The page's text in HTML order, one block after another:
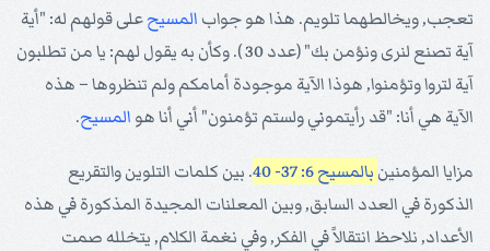
تعجب, ويخالطهما تلويم. هذا هو جواب المسيحعلى قولهم له: "أية
آية تصنع لنرى ونؤمن بك" (عدد 30 ). وكأن به يقول لهم: يا من تطلبون
آية لتروا وتؤمنوا, هوذا الآية موجودة أمامكم ولم تنظروها – هذه
الآية هي أنا: "قد رأيتموني ولستم تؤمنون" أني أنا هو المسيح.
مزايا المؤمنين بالمسيح 6: 37- 40
. بين كلمات التلوين والتقريع
الذكورة في العدد السابق, وبين المعلنات المجيدة المذكورة في هذه
الأعداد, نلاحظ انتقالاً في الفكر, وفي نغمة الكلام, يتخلله صمت